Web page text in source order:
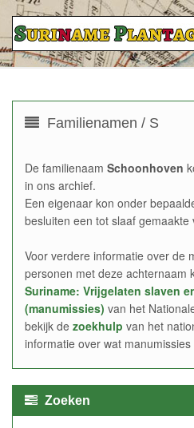
Familienamen / S
De familienaam Schoonhoven
in ons archief.
Een eigenaar kon onder
besluiten een tot slaaf
Voor verdere informatie over de
personen met deze achternaam
Suriname: Vrijgelaten slaven
(manumissies) van het
bekijk de zoekhulp van het
informatie over wat manumissies
Zoeken